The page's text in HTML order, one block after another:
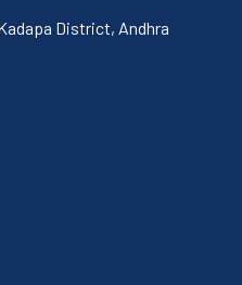
District, Andhra